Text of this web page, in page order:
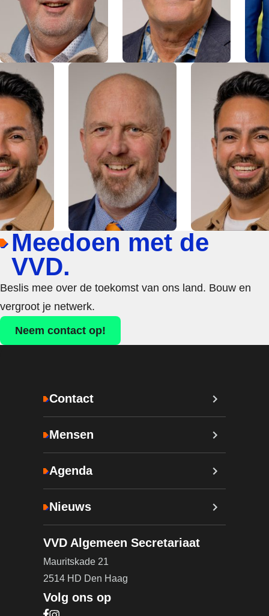
Meedoen met de
VVD.
Beslis mee over de toekomst van ons land. Bouw en
vergroot je netwerk.
Neem contact op!
Contact
Mensen
Agenda
Nieuws
VVD Algemeen Secretariaat
Mauritskade 21
2514 HD Den Haag
Volg ons op